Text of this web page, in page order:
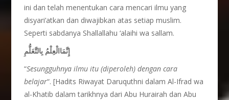
ini dan telah menentukan cara mencari ilmu yang
disyari’atkan dan diwajibkan atas setiap muslim.
Seperti sabdanya Shallallahu ‘alaihi wa sallam.
إِنَّمَاالْعِلْمُ بِالتَّعَلُّمِ
“Sesungguhnya ilmu itu (diperoleh) dengan cara
belajar“. [Hadits Riwayat Daruquthni dalam Al-Ifrad wa
al-Khatib dalam tarikhnya dari Abu Hurairah dan Abu